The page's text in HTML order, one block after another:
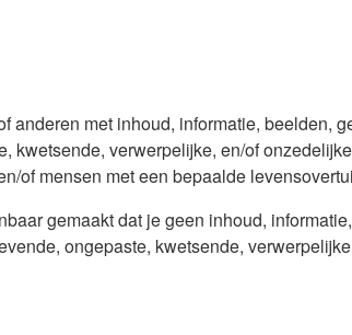
met inhoud, informatie, beelden,
verwerpelijke, en/of
of mensen met een bepaalde
gemaakt dat je geen inhoud,
ongepaste, kwetsende,